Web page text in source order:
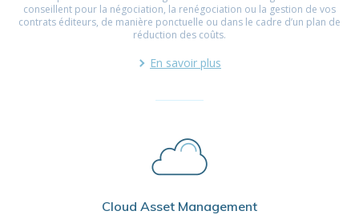
conseillent pour la négociation, la renégociation ou la gestion de vos
contrats éditeurs, de manière ponctuelle ou dans le cadre d’un plan de
réduction des coûts.
En savoir plus
Cloud Asset Management